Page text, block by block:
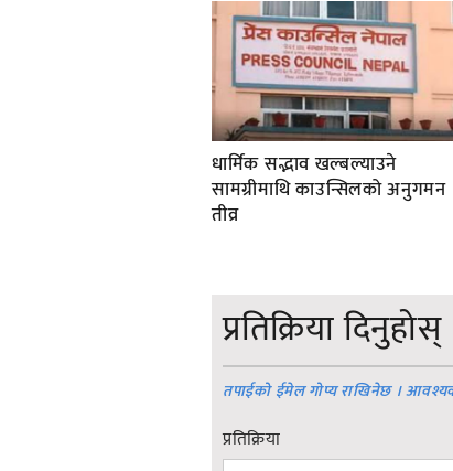
धार्मिक सद्भाव खल्बल्याउने
सामग्रीमाथि काउन्सिलको अनुगमन
तीव्र
प्रतिक्रिया दिनुहोस्
तपाईको ईमेल गोप्य राखिनेछ ।
प्रतिक्रिया